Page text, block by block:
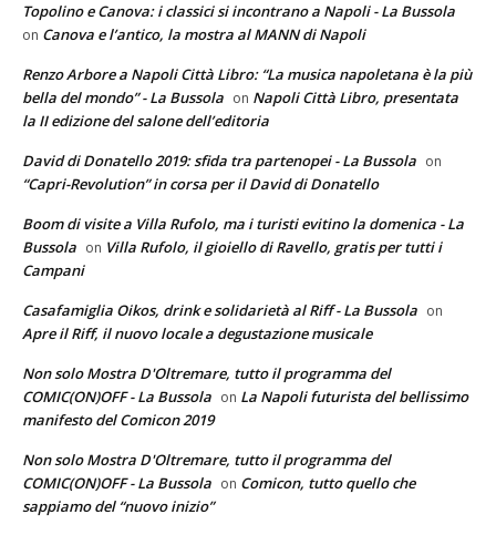
Topolino e Canova: i classici si incontrano a Napoli - La Bussola
on Canova e l’antico, la mostra al MANN di Napoli
Renzo Arbore a Napoli Città Libro: “La musica napoletana è la più
bella del mondo” - La Bussola on Napoli Città Libro, presentata
la II edizione del salone dell’editoria
David di Donatello 2019: sfida tra partenopei - La Bussola on
“Capri-Revolution” in corsa per il David di Donatello
Boom di visite a Villa Rufolo, ma i turisti evitino la domenica - La
Bussola on Villa Rufolo, il gioiello di Ravello, gratis per tutti i
Campani
Casafamiglia Oikos, drink e solidarietà al Riff - La Bussola on
Apre il Riff, il nuovo locale a degustazione musicale
Non solo Mostra D'Oltremare, tutto il programma del
COMIC(ON)OFF - La Bussola on La Napoli futurista del bellissimo
manifesto del Comicon 2019
Non solo Mostra D'Oltremare, tutto il programma del
COMIC(ON)OFF - La Bussola on Comicon, tutto quello che
sappiamo del “nuovo inizio”